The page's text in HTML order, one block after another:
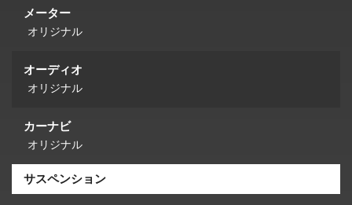
メーター
オリジナル
オーディオ
オリジナル
カーナビ
オリジナル
サスペンション